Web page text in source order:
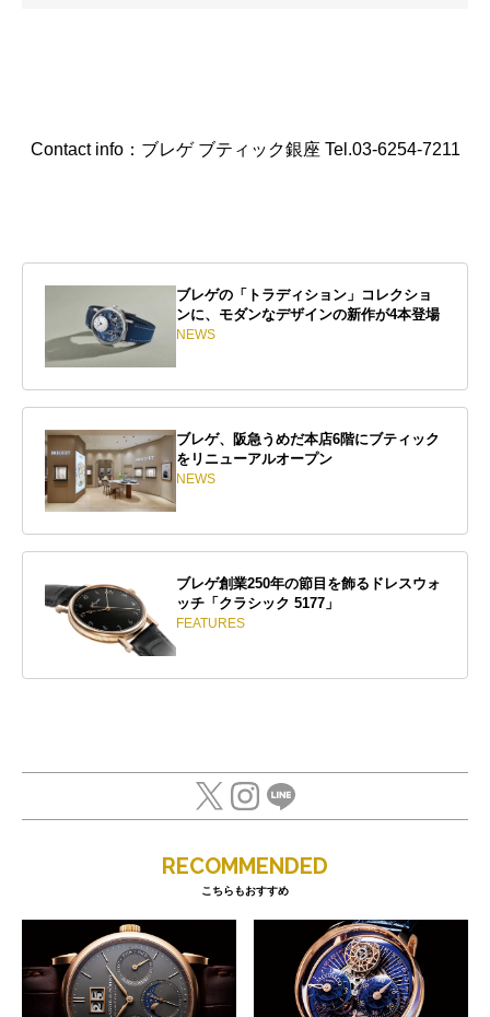
Contact info：ブレゲ ブティック銀座 Tel.03-6254-7211
ブレゲの「トラディション」コレクショ
ンに、モダンなデザインの新作が4本登場
NEWS
ブレゲ、阪急うめだ本店6階にブティック
をリニューアルオープン
NEWS
ブレゲ創業250年の節目を飾るドレスウォ
ッチ「クラシック 5177」
FEATURES
RECOMMENDED
こちらもおすすめ